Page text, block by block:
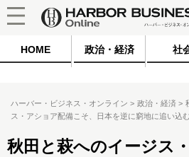
HOME 政治・経済 社
ハーバー・ビジネス・オンライン 政治・経済
ス・アショア配備こそ、日本を逆に窮地に追い込
秋田と萩へのイージス